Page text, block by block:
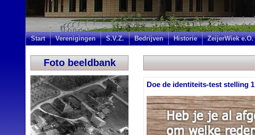
Start Verenigingen S.V.Z. Bedrijven Historie ZeijerWiek e.O.
Foto beeldbank
Doe de identiteits-test stelling 1